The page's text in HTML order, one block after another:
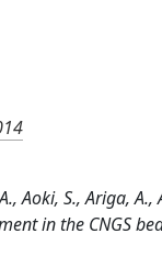
Aoki, S., Ariga,
in the CNGS